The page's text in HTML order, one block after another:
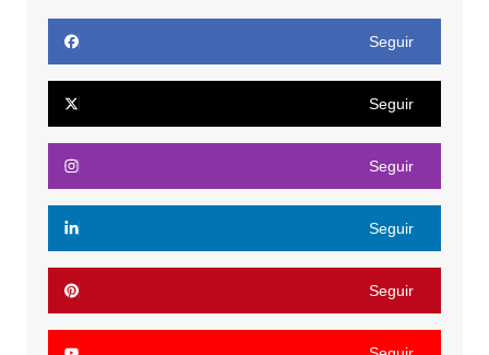
Seguir
Seguir
Seguir
Seguir
Seguir